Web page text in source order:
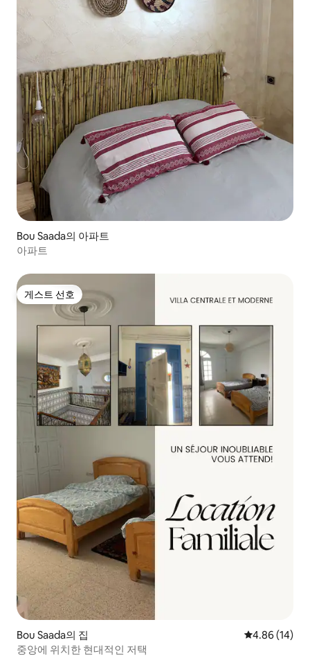
Bou Saada의 아파트
아파트
게스트 선호
게스트 선호
Bou Saada의 집 평점 4.86점(5
4.86 (14)
중앙에 위치한 현대적인 저택